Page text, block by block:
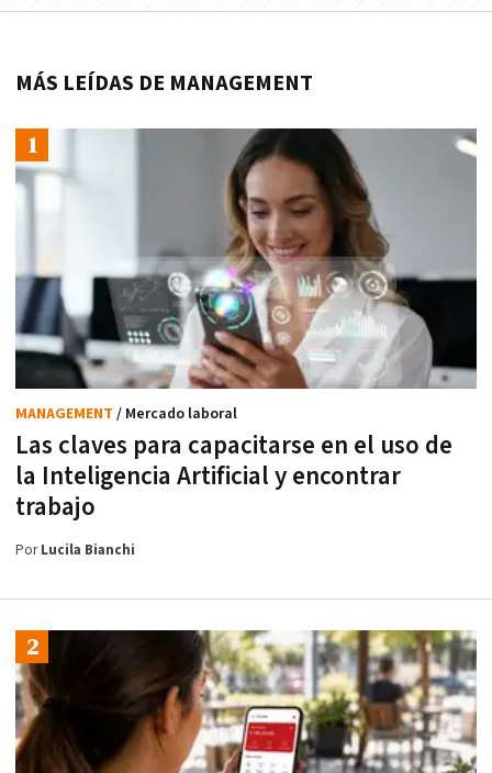
MÁS LEÍDAS DE MANAGEMENT
Las claves para capacitarse en el uso de
la Inteligencia Artificial y encontrar
trabajo
MANAGEMENT / Mercado laboral
PorLucila Bianchi